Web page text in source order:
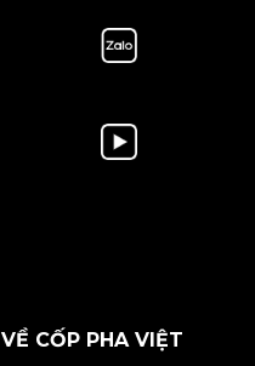
VỀ CỐP PHA VIỆT